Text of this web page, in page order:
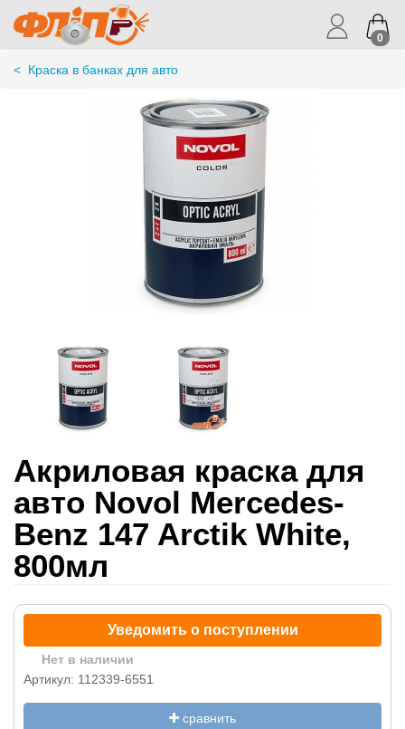
0
< Краска в банках для авто
Акриловая краска для
авто Novol Mercedes-
Benz 147 Arctik White,
800мл
Уведомить о поступлении
Нет в наличии
Артикул: 112339-6551
сравнить